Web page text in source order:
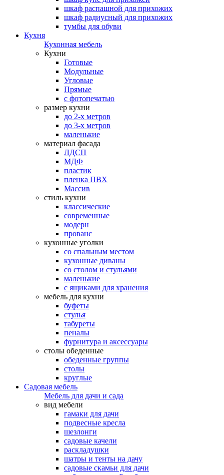
шкаф распашной для прихожих
шкаф радиусный для прихожих
тумбы для обуви
Кухня
Кухонная мебель
Кухни
Готовые
Модульные
Угловые
Прямые
с фотопечатью
размер кухни
до 2-х метров
до 3-х метров
маленькие
материал фасада
ЛДСП
МДФ
пластик
пленка ПВХ
Массив
стиль кухни
классические
современные
модерн
прованс
кухонные уголки
со спальным местом
кухонные диваны
со столом и стульями
маленькие
с ящиками для хранения
мебель для кухни
буфеты
стулья
табуреты
пеналы
фурнитура и аксессуары
столы обеденные
обеденные группы
столы
круглые
Садовая мебель
Мебель для дачи и сада
вид мебели
гамаки для дачи
подвесные кресла
шезлонги
садовые качели
раскладушки
шатры и тенты на дачу
садовые скамьи для дачи